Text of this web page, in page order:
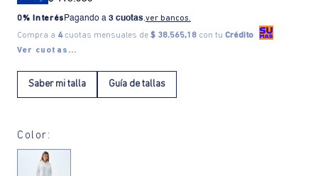
0% Interés Pagando a 3 cuotas.ver bancos.
Compra a 4cuotas mensuales de $ 38.565,18 con tu Crédito
Ver cuotas...
Saber mi talla Guía de tallas
Color: